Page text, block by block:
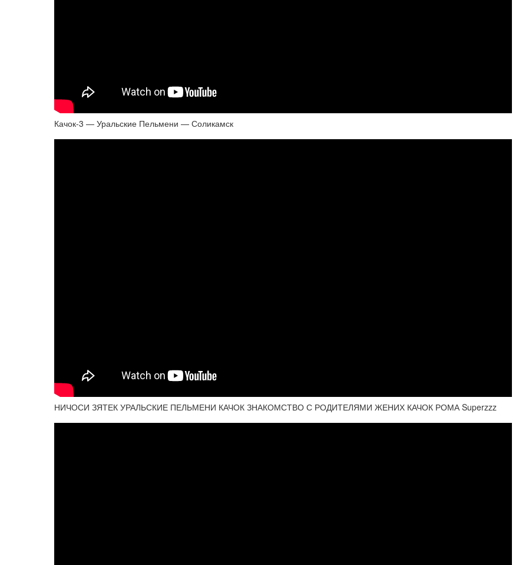
Качок-3 — Уральские Пельмени — Соликамск
НИЧОСИ ЗЯТЕК УРАЛЬСКИЕ ПЕЛЬМЕНИ КАЧОК ЗНАКОМСТВО С РОДИТЕЛЯМИ ЖЕНИХ КАЧОК РОМА Superzzz